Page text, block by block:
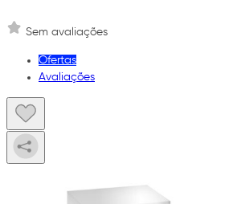
Sem avaliações
Ofertas
Avaliações